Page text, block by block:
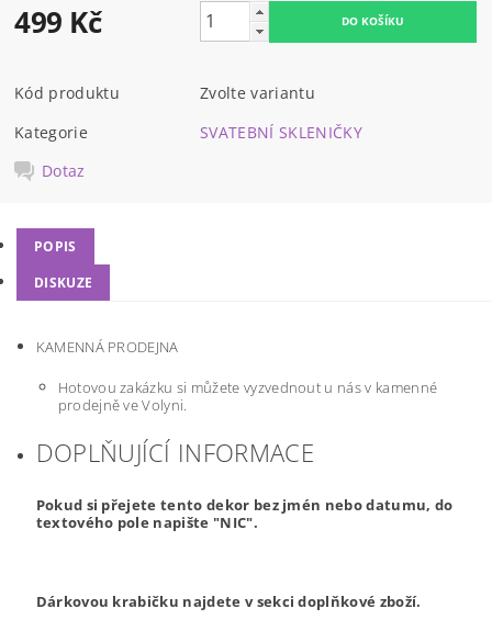
499 Kč
Kód produktu
Zvolte variantu
Kategorie
SVATEBNÍ SKLENIČKY
Dotaz
POPIS
DISKUZE
KAMENNÁ PRODEJNA
Hotovou zakázku si můžete vyzvednout u nás v kamenné
prodejně ve Volyni.
DOPLŇUJÍCÍ INFORMACE
Pokud si přejete tento dekor bez jmén nebo datumu, do
textového pole napište "NIC".
Dárkovou krabičku najdete v sekci doplňkové zboží.